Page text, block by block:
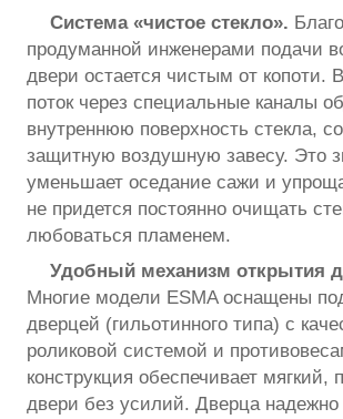
Система «чистое стекло».
продуманной инженерами подачи
двери остается чистым от копоти.
поток через специальные каналы
внутреннюю поверхность стекла,
защитную воздушную завесу. Это
уменьшает оседание сажи и
не придется постоянно очищать
любоваться пламенем.
Удобный механизм открытия
Многие модели ESMA оснащены
дверцей (гильотинного типа) с
роликовой системой и
конструкция обеспечивает мягкий,
двери без усилий. Дверца надежно